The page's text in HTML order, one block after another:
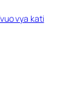
vya kati